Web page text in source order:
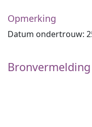
Opmerking
Datum ondertrouw:
Bronvermelding